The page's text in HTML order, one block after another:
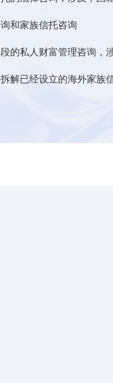
和家族信托咨询
的私人财富管理咨询，
解已经设立的海外家族